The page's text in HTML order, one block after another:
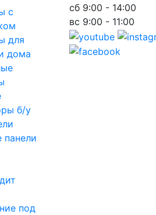
с
для
дома
б/у
панели
под
сб 9:00 - 14:00
вс 9:00 - 11:00